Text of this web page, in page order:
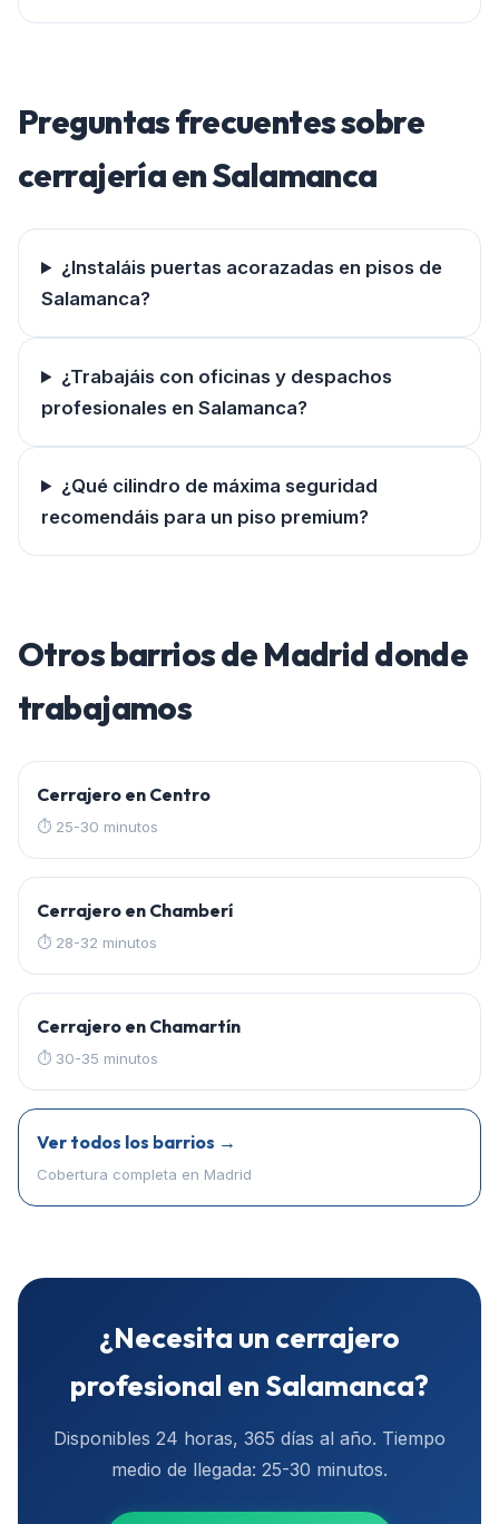
Preguntas frecuentes sobre
cerrajería enSalamanca
¿Instaláis puertas acorazadas en pisos de
Salamanca?
¿Trabajáis con oficinas y despachos
profesionales en Salamanca?
¿Qué cilindro de máxima seguridad
recomendáis para un piso premium?
Otros barrios deMadriddonde
trabajamos
Cerrajero en Centro
⏱ 25-30 minutos
Cerrajero en Chamberí
⏱ 28-32 minutos
Cerrajero en Chamartín
⏱ 30-35 minutos
Ver todos los barrios →
Cobertura completa en Madrid
¿Necesita un cerrajero
profesional en Salamanca?
Disponibles 24 horas, 365 días al año. Tiempo
medio de llegada: 25-30 minutos.